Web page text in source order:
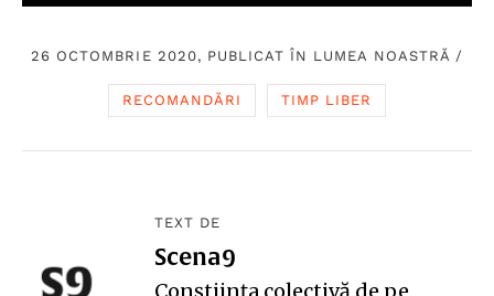
26 OCTOMBRIE 2020, PUBLICAT ÎN LUMEA NOASTRĂ /
RECOMANDĂRI TIMP LIBER
TEXT DE
Scena9